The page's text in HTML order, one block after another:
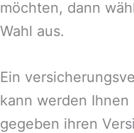
möchten, dann
Wahl aus.
Ein
kann werden
gegeben ihren